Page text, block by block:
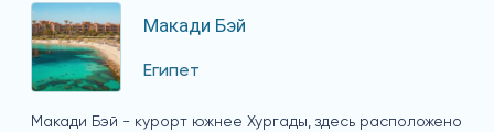
Макади Бэй
Египет
Макади Бэй - курорт южнее Хургады, здесь расположено